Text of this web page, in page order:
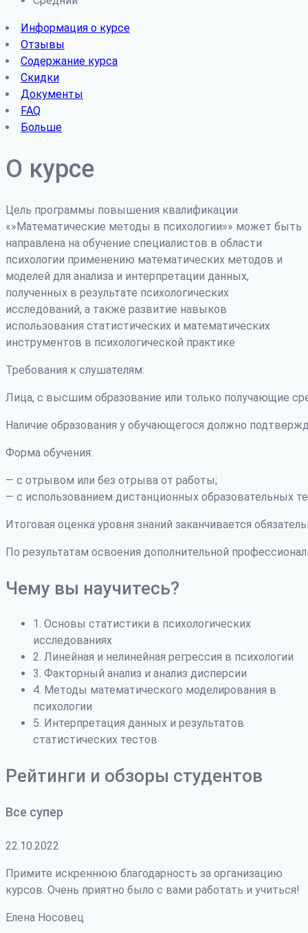
Информация о курсе
Отзывы
Содержание курса
Скидки
Документы
FAQ
Больше
О курсе
Цель программы повышения квалификации
«»Математические методы в психологии»» может быть
направлена на обучение специалистов в области
психологии применению математических методов и
моделей для анализа и интерпретации данных,
полученных в результате психологических
исследований, а также развитие навыков
использования статистических и математических
инструментов в психологической практике
Требования к слушателям:
Лица, с высшим образование или только получающие
Наличие образования у обучающегося должно
Форма обучения:
— с отрывом или без отрыва от работы;
— с использованием дистанционных образовательных
Итоговая оценка уровня знаний заканчивается
По результатам освоения дополнительной
Чему вы научитесь?
1. Основы статистики в психологических
исследованиях
2. Линейная и нелинейная регрессия в психологии
3. Факторный анализ и анализ дисперсии
4. Методы математического моделирования в
психологии
5. Интерпретация данных и результатов
статистических тестов
Рейтинги и обзоры студентов
Все супер
22.10.2022
Примите искреннюю благодарность за организацию
курсов. Очень приятно было с вами работать и учиться!
Елена Носовец